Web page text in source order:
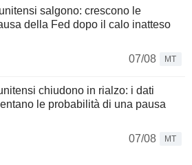
salgono: crescono le
della Fed dopo il calo inatteso
07/08
MT
chiudono in rialzo: i dati
le probabilità di una pausa
07/08
MT